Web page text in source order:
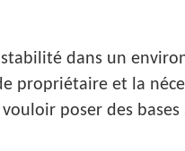
dans un
propriétaire et la
poser des